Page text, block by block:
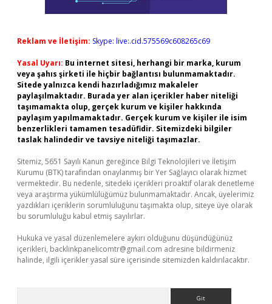
Reklam ve İletişim: Skype: live:.cid.575569c608265c69
Yasal Uyarı: Bu internet sitesi, herhangi bir marka, kurum
veya şahıs şirketi ile hiçbir bağlantısı bulunmamaktadır.
Sitede yalnızca kendi hazırladığımız makaleler
paylaşılmaktadır. Burada yer alan içerikler haber niteliği
taşımamakta olup, gerçek kurum ve kişiler hakkında
paylaşım yapılmamaktadır. Gerçek kurum ve kişiler ile isim
benzerlikleri tamamen tesadüfidir. Sitemizdeki bilgiler
taslak halindedir ve tavsiye niteliği taşımazlar.
Sitemiz, 5651 Sayılı Kanun gereğince Bilgi Teknolojileri ve İletişim
Kurumu (BTK) tarafından onaylanmış bir Yer Sağlayıcı olarak hizmet
vermektedir. Bu nedenle, sitedeki içerikleri proaktif olarak denetleme
veya araştırma yükümlülüğümüz bulunmamaktadır. Ancak, üyelerimiz
yazdıkları içeriklerin sorumluluğunu taşımakta olup, siteye üye olarak
bu sorumluluğu kabul etmiş sayılırlar.
Hukuka ve yasal düzenlemelere aykırı olduğunu düşündüğünüz
içerikleri, backlinkpanelicomtr@gmail.com adresine bildirmeniz
halinde, ilgili içerikler yasal süre içerisinde sitemizden kaldırılacaktır.